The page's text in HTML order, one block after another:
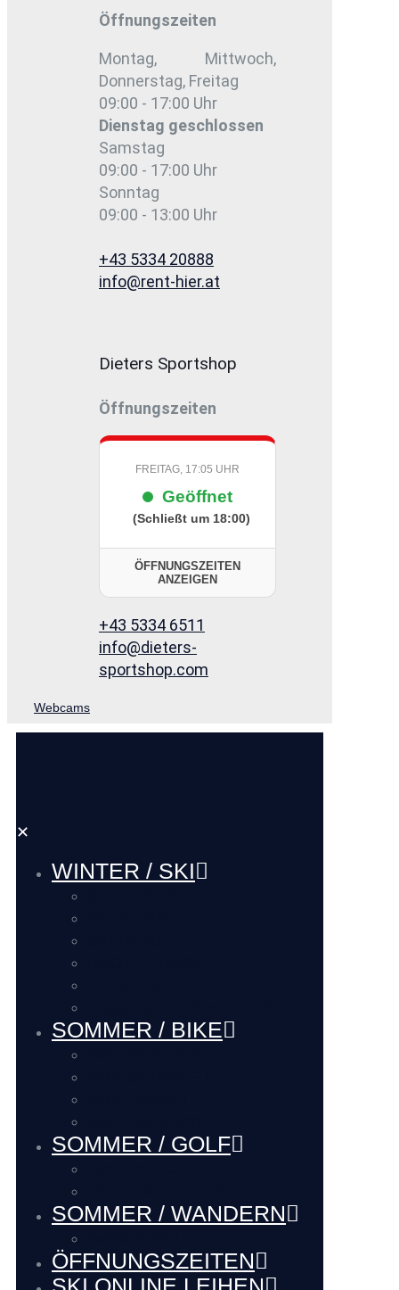
Öffnungszeiten
Montag, Mittwoch,
Donnerstag, Freitag
09:00 - 17:00 Uhr
Dienstag geschlossen
Samstag
09:00 - 17:00 Uhr
Sonntag
09:00 - 13:00 Uhr
+43 5334 20888
info@rent-hier.at
Dieters Sportshop
Öffnungszeiten
FREITAG, 17:05 UHR
Geöffnet
(Schließt um 18:00)
ÖFFNUNGSZEITEN
ANZEIGEN
+43 5334 6511
info@dieters-
sportshop.com
Webcams
✕
WINTER / SKI
SOMMER / BIKE
SOMMER / GOLF
SOMMER / WANDERN
ÖFFNUNGSZEITEN